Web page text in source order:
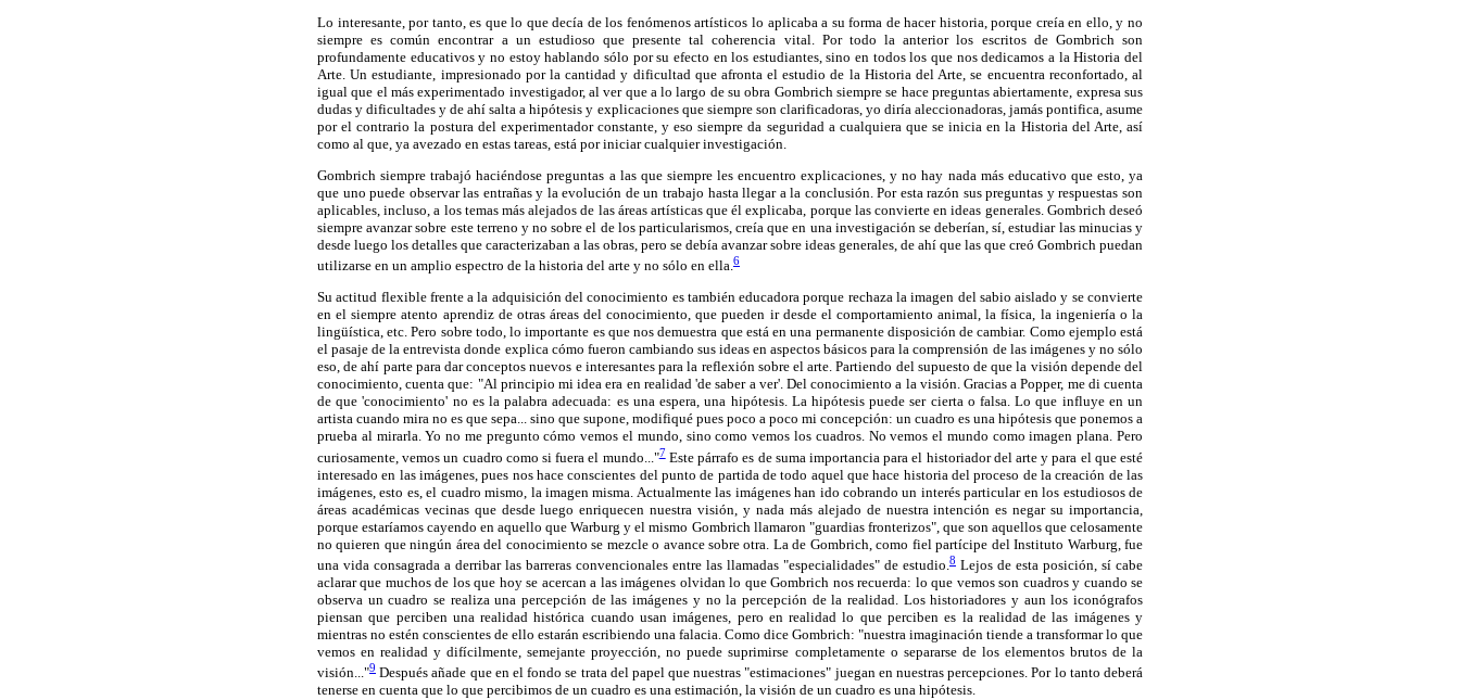
Lo interesante, por tanto, es que lo que decía de los fenómenos artísticos lo aplicaba a su forma de hacer historia, porque creía en ello, y no
siempre es común encontrar a un estudioso que presente tal coherencia vital. Por todo la anterior los escritos de Gombrich son
profundamente educativos y no estoy hablando sólo por su efecto en los estudiantes, sino en todos los que nos dedicamos a la Historia del
Arte. Un estudiante, impresionado por la cantidad y dificultad que afronta el estudio de la Historia del Arte, se encuentra reconfortado, al
igual que el más experimentado investigador, al ver que a lo largo de su obra Gombrich siempre se hace preguntas abiertamente, expresa sus
dudas y dificultades y de ahí salta a hipótesis y explicaciones que siempre son clarificadoras, yo diría aleccionadoras, jamás pontifica, asume
por el contrario la postura del experimentador constante, y eso siempre da seguridad a cualquiera que se inicia en la Historia del Arte, así
como al que, ya avezado en estas tareas, está por iniciar cualquier investigación.
Gombrich siempre trabajó haciéndose preguntas a las que siempre les encuentro explicaciones, y no hay nada más educativo que esto, ya
que uno puede observar las entrañas y la evolución de un trabajo hasta llegar a la conclusión. Por esta razón sus preguntas y respuestas son
aplicables, incluso, a los temas más alejados de las áreas artísticas que él explicaba, porque las convierte en ideas generales. Gombrich deseó
siempre avanzar sobre este terreno y no sobre el de los particularismos, creía que en una investigación se deberían, sí, estudiar las minucias y
desde luego los detalles que caracterizaban a las obras, pero se debía avanzar sobre ideas generales, de ahí que las que creó Gombrich puedan
utilizarse en un amplio espectro de la historia del arte y no sólo en ella.6
Su actitud flexible frente a la adquisición del conocimiento es también educadora porque rechaza la imagen del sabio aislado y se convierte
en el siempre atento aprendiz de otras áreas del conocimiento, que pueden ir desde el comportamiento animal, la física, la ingeniería o la
lingüística, etc. Pero sobre todo, lo importante es que nos demuestra que está en una permanente disposición de cambiar. Como ejemplo está
el pasaje de la entrevista donde explica cómo fueron cambiando sus ideas en aspectos básicos para la comprensión de las imágenes y no sólo
eso, de ahí parte para dar conceptos nuevos e interesantes para la reflexión sobre el arte. Partiendo del supuesto de que la visión depende del
conocimiento, cuenta que: "Al principio mi idea era en realidad 'de saber a ver'. Del conocimiento a la visión. Gracias a Popper, me di cuenta
de que 'conocimiento' no es la palabra adecuada: es una espera, una hipótesis. La hipótesis puede ser cierta o falsa. Lo que influye en un
artista cuando mira no es que sepa... sino que supone, modifiqué pues poco a poco mi concepción: un cuadro es una hipótesis que ponemos a
prueba al mirarla. Yo no me pregunto cómo vemos el mundo, sino como vemos los cuadros. No vemos el mundo como imagen plana. Pero
curiosamente, vemos un cuadro como si fuera el mundo..."7Este párrafo es de suma importancia para el historiador del arte y para el que esté
interesado en las imágenes, pues nos hace conscientes del punto de partida de todo aquel que hace historia del proceso de la creación de las
imágenes, esto es, el cuadro mismo, la imagen misma. Actualmente las imágenes han ido cobrando un interés particular en los estudiosos de
áreas académicas vecinas que desde luego enriquecen nuestra visión, y nada más alejado de nuestra intención es negar su importancia,
porque estaríamos cayendo en aquello que Warburg y el mismo Gombrich llamaron "guardias fronterizos", que son aquellos que celosamente
no quieren que ningún área del conocimiento se mezcle o avance sobre otra. La de Gombrich, como fiel partícipe del Instituto Warburg, fue
una vida consagrada a derribar las barreras convencionales entre las llamadas "especialidades" de estudio.8 Lejos de esta posición, sí cabe
aclarar que muchos de los que hoy se acercan a las imágenes olvidan lo que Gombrich nos recuerda: lo que vemos son cuadros y cuando se
observa un cuadro se realiza una percepción de las imágenes y no la percepción de la realidad. Los historiadores y aun los iconógrafos
piensan que perciben una realidad histórica cuando usan imágenes, pero en realidad lo que perciben es la realidad de las imágenes y
mientras no estén conscientes de ello estarán escribiendo una falacia. Como dice Gombrich: "nuestra imaginación tiende a transformar lo que
vemos en realidad y difícilmente, semejante proyección, no puede suprimirse completamente o separarse de los elementos brutos de la
visión..."9 Después añade que en el fondo se trata del papel que nuestras "estimaciones" juegan en nuestras percepciones. Por lo tanto deberá
tenerse en cuenta que lo que percibimos de un cuadro es una estimación, la visión de un cuadro es una hipótesis.